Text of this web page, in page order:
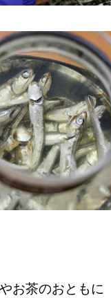
お茶のおともに